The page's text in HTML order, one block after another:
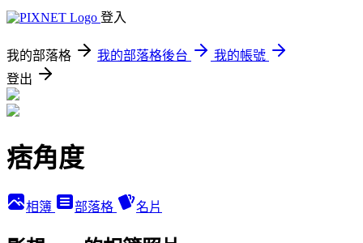
登入
我的部落格 我的部落格後台
我的帳號
登出
痞角度
相簿 部落格 名片